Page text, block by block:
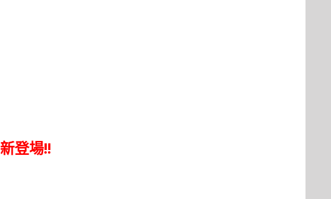
新登場!!